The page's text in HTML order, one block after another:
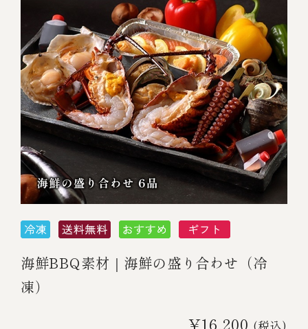
海鮮BBQ素材｜海鮮の盛り合わせ（冷
凍）
¥16,200